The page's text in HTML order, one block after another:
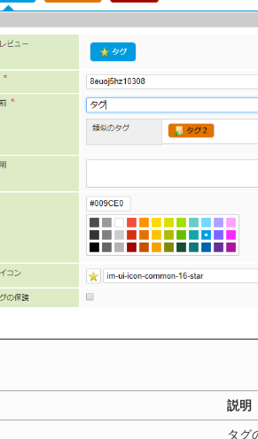
説明
タグ